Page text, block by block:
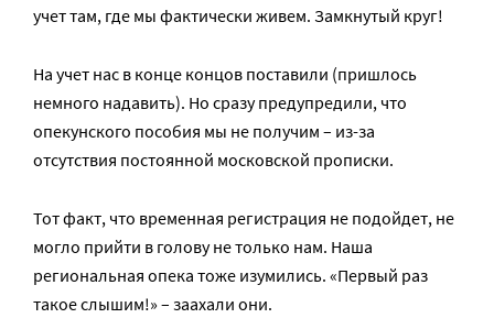
учет там, где мы фактически живем. Замкнутый круг!
На учет нас в конце концов поставили (пришлось
немного надавить). Но сразу предупредили, что
опекунского пособия мы не получим – из-за
отсутствия постоянной московской прописки.
Тот факт, что временная регистрация не подойдет, не
могло прийти в голову не только нам. Наша
региональная опека тоже изумились. «Первый раз
такое слышим!» – заахали они.